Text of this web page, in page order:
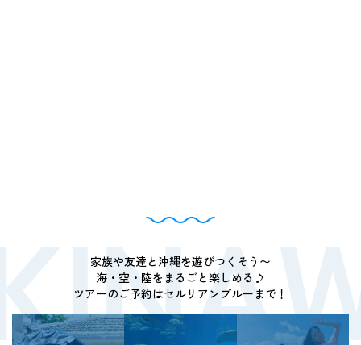
家族や友達と沖縄を遊びつくそう〜
海・空・陸をまるごと楽しめる♪
ツアーのご予約はセルリアンブルーまで！